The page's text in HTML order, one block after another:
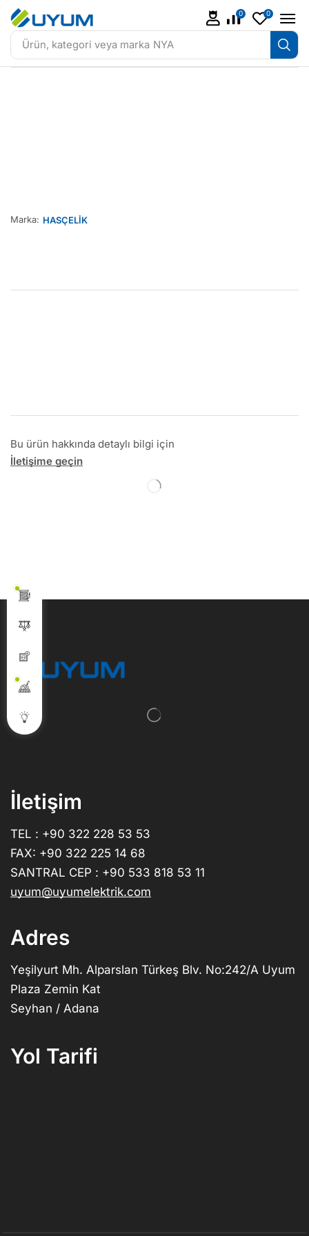
Ürün, kategori veya marka NYA
0 0
Marka: HASÇELİK
Bu ürün hakkında detaylı bilgi için
İletişime geçin
İletişim
TEL : +90 322 228 53 53
FAX: +90 322 225 14 68
SANTRAL CEP : +90 533 818 53 11
uyum@uyumelektrik.com
Adres
Yeşilyurt Mh. Alparslan Türkeş Blv. No:242/A Uyum
Plaza Zemin Kat
Seyhan / Adana
Yol Tarifi